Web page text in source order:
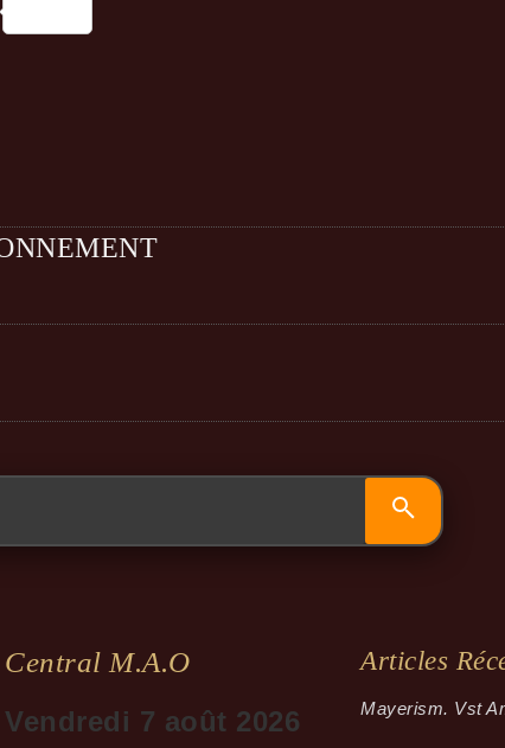
Partager
Central M.a.o
Vendredi 7 août 2026
Articles
Mayerism. Vst